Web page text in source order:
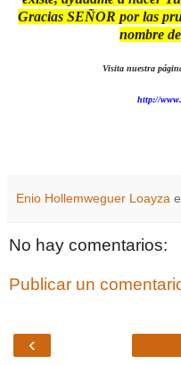
Gracias SEÑOR por las
nombre
Visita nuestra
http://
Enio Hollemweguer Loayza
No hay comentarios:
Publicar un
‹